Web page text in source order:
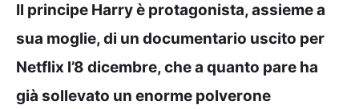
Il principe Harry è protagonista, assieme a
sua moglie, di un documentario uscito per
Netflix l’8 dicembre, che a quanto pare ha
già sollevato un enorme polverone